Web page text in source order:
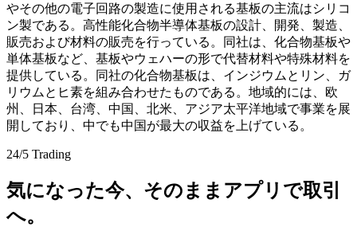
やその他の電子回路の製造に使用される基板の主流はシリコ
ン製である。高性能化合物半導体基板の設計、開発、製造、
販売および材料の販売を行っている。同社は、化合物基板や
単体基板など、基板やウェハーの形で代替材料や特殊材料を
提供している。同社の化合物基板は、インジウムとリン、ガ
リウムとヒ素を組み合わせたものである。地域的には、欧
州、日本、台湾、中国、北米、アジア太平洋地域で事業を展
開しており、中でも中国が最大の収益を上げている。
24/5 Trading
気になった今、そのままアプリで取引
へ。